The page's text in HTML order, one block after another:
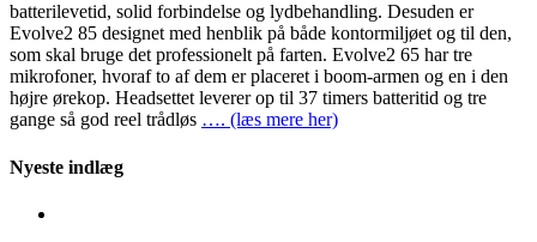
batterilevetid, solid forbindelse og lydbehandling. Desuden er
Evolve2 85 designet med henblik på både kontormiljøet og til den,
som skal bruge det professionelt på farten. Evolve2 65 har tre
mikrofoner, hvoraf to af dem er placeret i boom-armen og en i den
højre ørekop. Headsettet leverer op til 37 timers batteritid og tre
gange så god reel trådløs …. (læs mere her)
Nyeste indlæg